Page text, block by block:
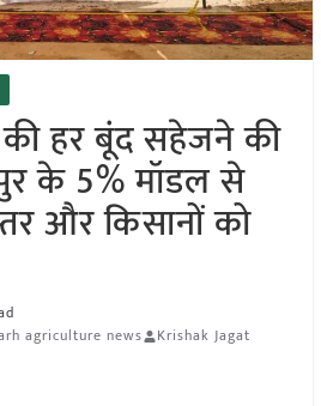
की हर बूंद सहेजने की
के 5% मॉडल से
और किसानों को
agriculture news Krishak Jagat